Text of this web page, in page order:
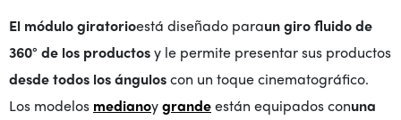
El módulo giratorioestá diseñado paraun giro fluido de
360° de los productosy le permite presentar sus productos
desde todos los ánguloscon un toque cinematográfico.
Los modelos medianoygrandeestán equipados conuna